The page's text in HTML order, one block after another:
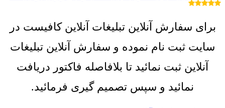
برای سفارش آنلاین تبلیغات آنلاین کافیست در
سایت ثبت نام نموده و سفارش آنلاین تبلیغات
آنلاین ثبت نمائید تا بلافاصله فاکتور دریافت
نمائید و سپس تصمیم گیری فرمائید.